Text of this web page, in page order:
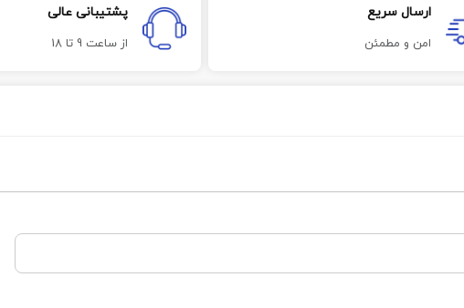
ارسال سریع
امن و مطمئن
پشتیبانی عالی
از ساعت 9 تا 18